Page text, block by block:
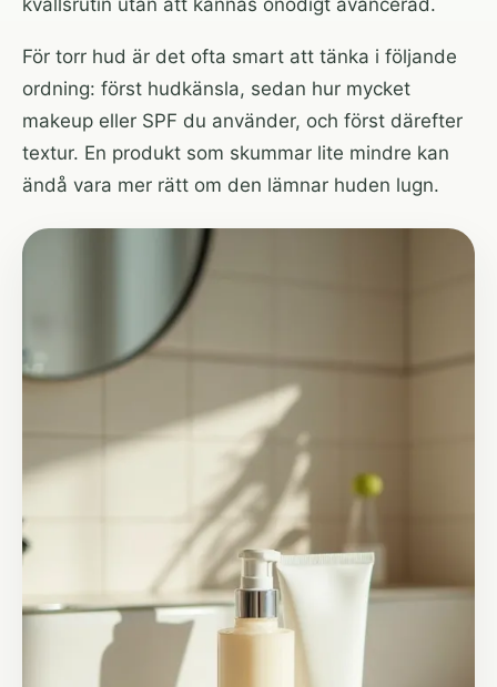
kvällsrutin utan att kännas onödigt avancerad.
För torr hud är det ofta smart att tänka i följande
ordning: först hudkänsla, sedan hur mycket
makeup eller SPF du använder, och först därefter
textur. En produkt som skummar lite mindre kan
ändå vara mer rätt om den lämnar huden lugn.